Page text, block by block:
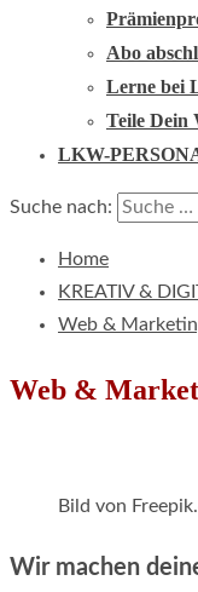
Abo
Lerne bei
Teile Dein
LKW-
Suche nach:
Home
KREATIV &
Web &
Web &
Bild von
Wir machen